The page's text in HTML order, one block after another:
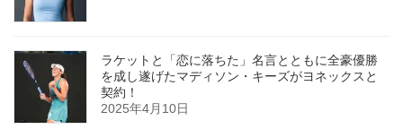
ラケットと「恋に落ちた」名言とともに全豪優勝
を成し遂げたマディソン・キーズがヨネックスと
契約！
2025年4月10日